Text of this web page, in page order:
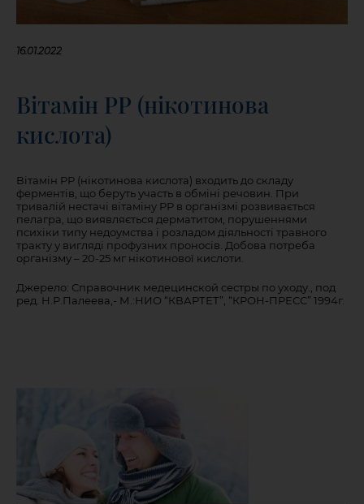
16.01.2022
Вітамін РР (нікотинова
кислота)
Вітамін РР (нікотинова кислота) входить до складу
ферментів, що беруть участь в обміні речовин. При
тривалій нестачі вітаміну РР в організмі розвивається
пелагра, що виявляється дерматитом, порушеннями
психіки типу недоумства і розладом діяльності травного
тракту у вигляді профузних проносів. Добова потреба
організму – 20-25 мг нікотинової кислоти.
Джерело: Справочник медецинской сестры по уходу., под
ред. Н.Р.Палеева,- М.:НИО “КВАРТЕТ”, “КРОН-ПРЕСС” 1994г.